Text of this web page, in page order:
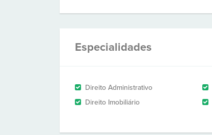
Especialidades
Direito Administrativo
Direito Imobiliário